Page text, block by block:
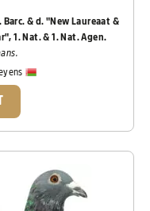
& d. "New Laureaat &
1. Nat. & 1. Nat. Agen.